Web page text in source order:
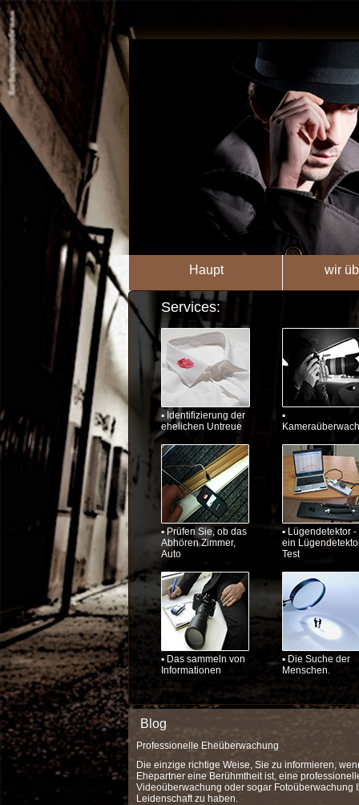
Haupt wir
Services:
▪ Identifizierung der
ehelichen Untreue
▪
▪ Prüfen Sie, ob das
Abhören Zimmer,
Auto
▪ Lügendetektor -
ein
Test
▪ Das sammeln von
Informationen
▪ Die Suche der
Menschen.
Blog
Professionelle Eheüberwachung
Die einzige richtige Weise, Sie zu informieren,
Ehepartner eine Berühmtheit ist, eine
Videoüberwachung oder sogar Fotoüberwachung
Leidenschaft zu haben.